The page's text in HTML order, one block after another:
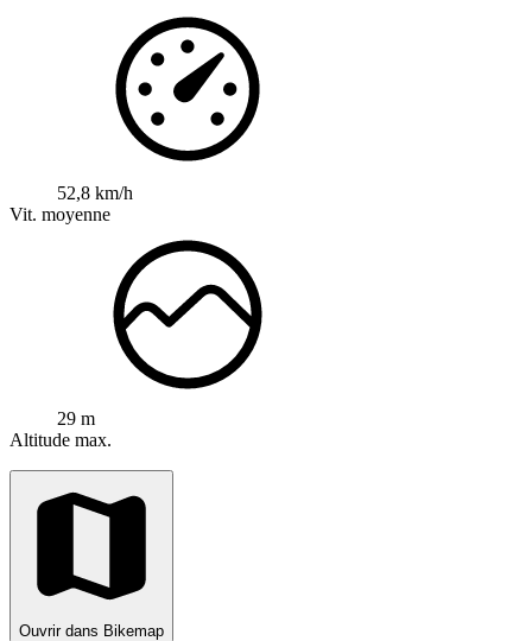
52,8 km/h
Vit. moyenne
29 m
Altitude max.
Ouvrir dans Bikemap